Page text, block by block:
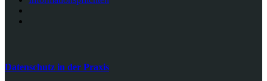
Datenschutz in der Praxis